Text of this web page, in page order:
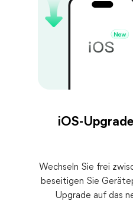
iOS-
Wechseln Sie frei
beseitigen Sie
Upgrade auf das